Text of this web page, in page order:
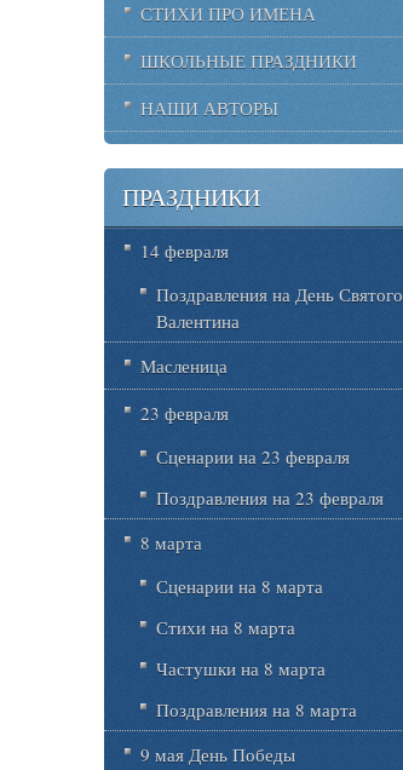
СТИХИ ПРО ИМЕНА
ШКОЛЬНЫЕ ПРАЗДНИКИ
НАШИ АВТОРЫ
ПРАЗДНИКИ
14 февраля
Поздравления на День Святого
Валентина
Масленица
23 февраля
Сценарии на 23 февраля
Поздравления на 23 февраля
8 марта
Сценарии на 8 марта
Стихи на 8 марта
Частушки на 8 марта
Поздравления на 8 марта
9 мая День Победы